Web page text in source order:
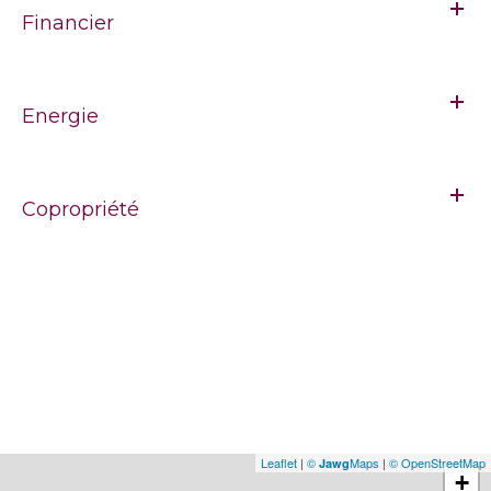
Financier
Energie
Copropriété
+
Leaflet | © JawgMaps | © OpenStreetMap